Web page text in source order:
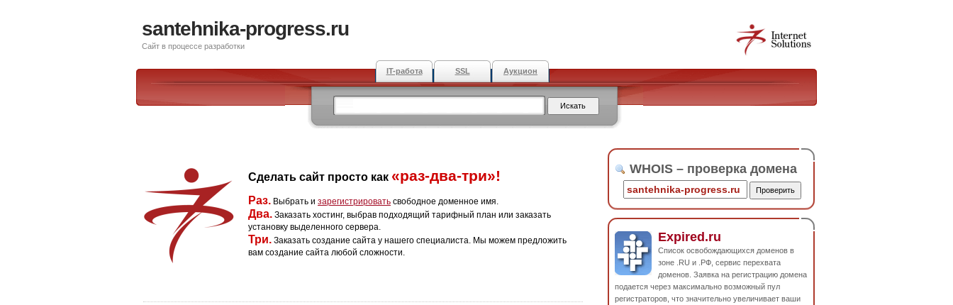
santehnika-progress.ru
Сайт в процессе разработки
IT-работа SSL Аукцион
Сделать сайт просто как «раз-два-три»!
Раз. Выбрать и зарегистрировать свободное доменное имя.
Два. Заказать хостинг, выбрав подходящий тарифный план или заказать
установку выделенного сервера.
Три. Заказать создание сайта у нашего специалиста. Мы можем предложить
вам создание сайта любой сложности.
WHOIS – проверка домена
Expired.ru
Список освобождающихся доменов в
зоне .RU и .РФ, сервис перехвата
доменов. Заявка на регистрацию домена
подается через максимально возможный пул
регистраторов, что значительно увеличивает ваши